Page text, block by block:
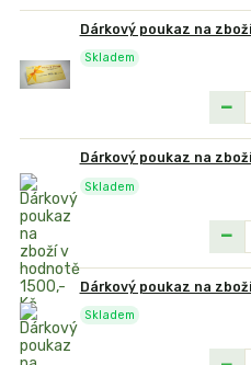
Dárkový poukaz na
Skladem
Dárkový poukaz na
Skladem
Dárkový poukaz na
Skladem